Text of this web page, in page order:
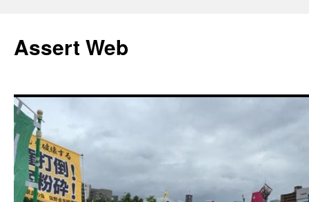
テ
ン
ス
キ
ッ
プ
Assert Web